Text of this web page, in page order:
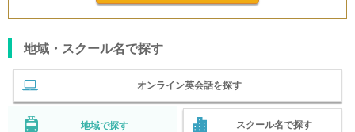
地域・スクール名で探す
オンライン英会話を探す
地域で探す スクール名で探す